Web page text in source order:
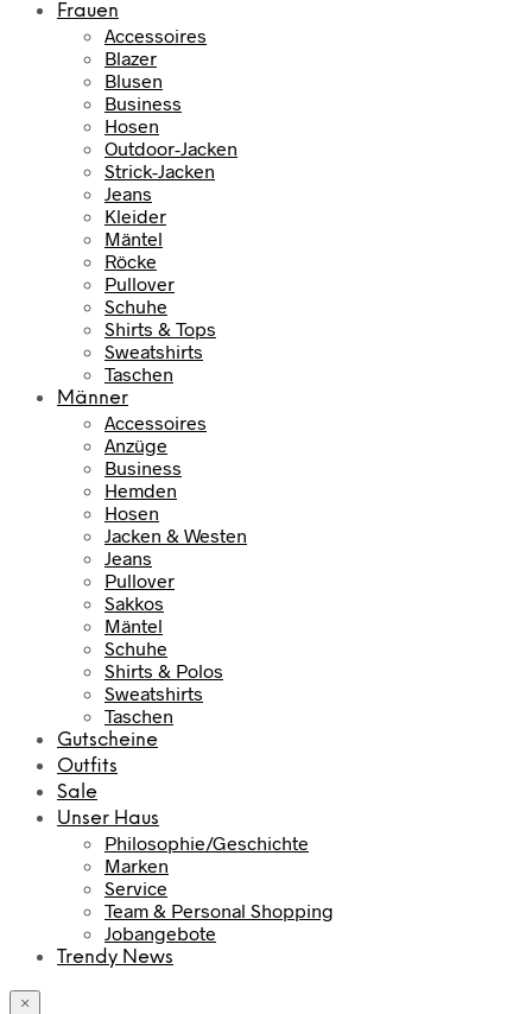
Frauen
Accessoires
Blazer
Blusen
Business
Hosen
Outdoor-Jacken
Strick-Jacken
Jeans
Kleider
Mäntel
Röcke
Pullover
Schuhe
Shirts & Tops
Sweatshirts
Taschen
Männer
Accessoires
Anzüge
Business
Hemden
Hosen
Jacken & Westen
Jeans
Pullover
Sakkos
Mäntel
Schuhe
Shirts & Polos
Sweatshirts
Taschen
Gutscheine
Outfits
Sale
Unser Haus
Philosophie/Geschichte
Marken
Service
Team & Personal Shopping
Jobangebote
Trendy News
×